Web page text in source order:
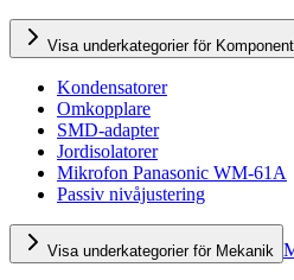
Visa underkategorier för
Kondensatorer
Omkopplare
SMD-adapter
Jordisolatorer
Mikrofon Panasonic WM-61A
Passiv nivåjustering
Visa underkategorier för Mekanik